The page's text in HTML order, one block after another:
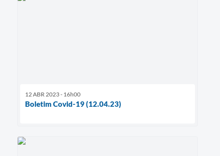
12 ABR 2023 - 16h00
Boletim Covid-19 (12.04.23)